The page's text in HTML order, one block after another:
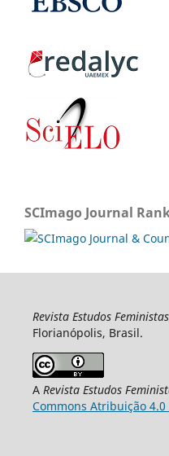
SCImago Journal
Revista Estudos Feministas
Florianópolis, Brasil.
A Revista Estudos
Commons Atribuição